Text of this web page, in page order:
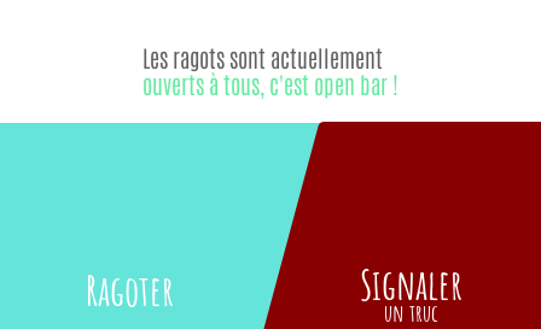
Ragoter
Les ragots sont actuellement
ouverts à tous, c'est open bar !
Signaler
un truc